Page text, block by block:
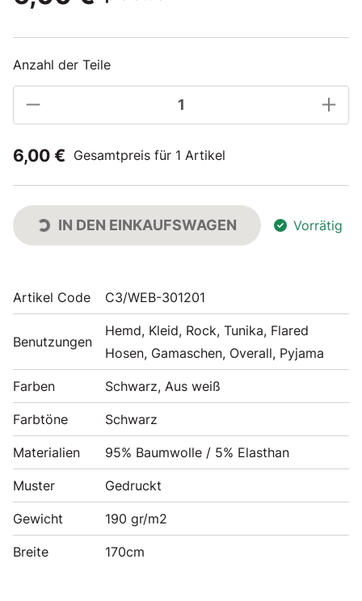
Anzahl der Teile
6,00 € Gesamtpreis für 1 Artikel
IN DEN EINKAUFSWAGEN Vorrätig
Artikel Code C3/WEB-301201
Benutzungen
Hemd, Kleid, Rock, Tunika, Flared
Hosen, Gamaschen, Overall, Pyjama
Farben Schwarz, Aus weiß
Farbtöne Schwarz
Materialien 95% Baumwolle / 5% Elasthan
Muster Gedruckt
Gewicht 190 gr/m2
Breite 170cm